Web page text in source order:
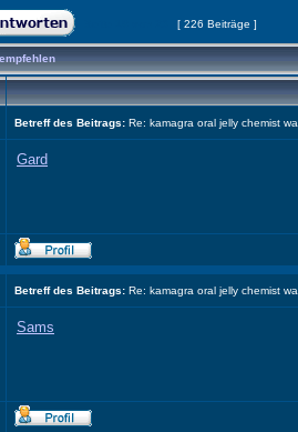
[ 226 Beiträge ]
Betreff des Beitrags: Re: kamagra oral jelly chemist
Gard
Betreff des Beitrags: Re: kamagra oral jelly chemist
Sams